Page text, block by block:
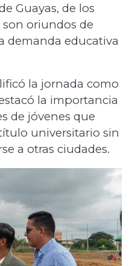
Guayas, de los
son oriundos de
demanda educativa
la jornada como
la importancia
de jóvenes que
universitario sin
a otras ciudades.